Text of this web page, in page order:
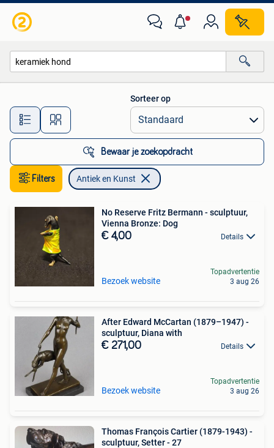
Alle afstanden…
Sorteer op
Bewaar je zoekopdracht
Filters Antiek en Kunst
No Reserve Fritz Bermann - sculptuur,
Vienna Bronze: Dog
€ 4,00 Details
Bezoek website
Topadvertentie
3 aug 26
After Edward McCartan (1879–1947) -
sculptuur, Diana with
€ 271,00 Details
Bezoek website
Topadvertentie
3 aug 26
Thomas François Cartier (1879-1943) -
sculptuur, Setter - 27